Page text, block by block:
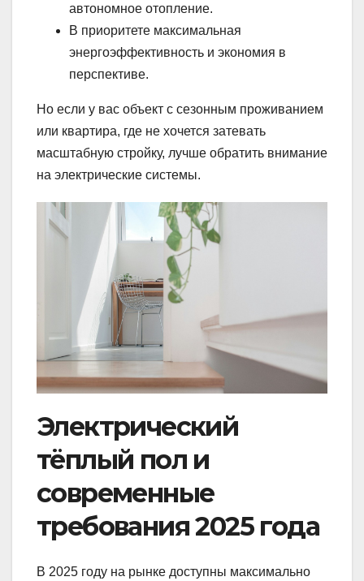
автономное отопление.
В приоритете максимальная
энергоэффективность и экономия в
перспективе.
Но если у вас объект с сезонным проживанием
или квартира, где не хочется затевать
масштабную стройку, лучше обратить внимание
на электрические системы.
Электрический
тёплый пол и
современные
требования 2025 года
В 2025 году на рынке доступны максимально